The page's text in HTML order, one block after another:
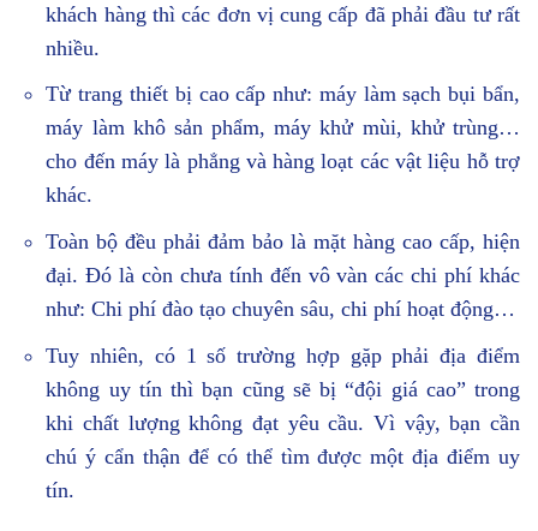
khách hàng thì các đơn vị cung cấp đã phải đầu tư rất
nhiều.
Từ trang thiết bị cao cấp như: máy làm sạch bụi bẩn,
máy làm khô sản phẩm, máy khử mùi, khử trùng…
cho đến máy là phẳng và hàng loạt các vật liệu hỗ trợ
khác.
Toàn bộ đều phải đảm bảo là mặt hàng cao cấp, hiện
đại. Đó là còn chưa tính đến vô vàn các chi phí khác
như: Chi phí đào tạo chuyên sâu, chi phí hoạt động…
Tuy nhiên, có 1 số trường hợp gặp phải địa điểm
không uy tín thì bạn cũng sẽ bị “đội giá cao” trong
khi chất lượng không đạt yêu cầu. Vì vậy, bạn cần
chú ý cẩn thận để có thể tìm được một địa điểm uy
tín.